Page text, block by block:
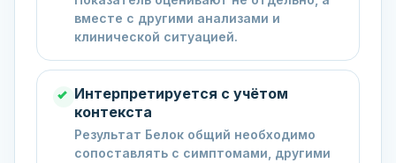
вместе с другими анализами и
клинической ситуацией.
Интерпретируется с учётом
контекста
Результат Белок общий необходимо
сопоставлять с симптомами, другими